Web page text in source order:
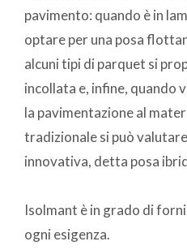
pavimento: quando è in
optare per una posa
alcuni tipi di parquet si
incollata e, infine, quando
la pavimentazione al
tradizionale si può
innovativa, detta posa
Isolmant è in grado di
ogni esigenza.